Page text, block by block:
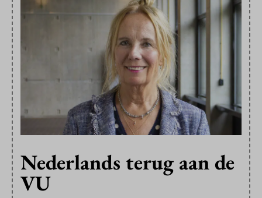
Nederlands terug aan de
VU